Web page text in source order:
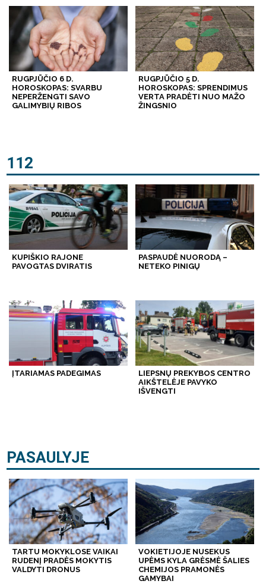
RUGPJŪČIO 6 D.
HOROSKOPAS: SVARBU
NEPERŽENGTI SAVO
GALIMYBIŲ RIBOS
RUGPJŪČIO 5 D.
HOROSKOPAS: SPRENDIMUS
VERTA PRADĖTI NUO MAŽO
ŽINGSNIO
112
KUPIŠKIO RAJONE
PAVOGTAS DVIRATIS
PASPAUDĖ NUORODĄ –
NETEKO PINIGŲ
ĮTARIAMAS PADEGIMAS
LIEPSNŲ PREKYBOS CENTRO
AIKŠTELĖJE PAVYKO
IŠVENGTI
PASAULYJE
TARTU MOKYKLOSE VAIKAI
RUDENĮ PRADĖS MOKYTIS
VALDYTI DRONUS
VOKIETIJOJE NUSEKUS
UPĖMS KYLA GRĖSMĖ ŠALIES
CHEMIJOS PRAMONĖS
GAMYBAI